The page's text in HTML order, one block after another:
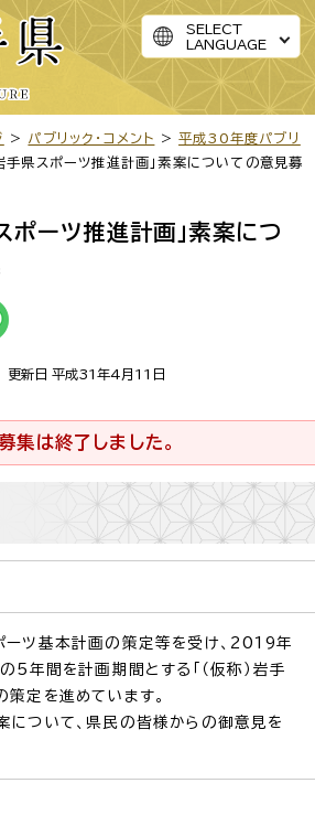
SELECT
LANGUAGE
> パブリック・コメント >平成30年度パブリ
手県スポーツ推進計画」素案についての意見募
スポーツ推進計画」素案につ
新日 平成31年4月11日
集は終了しました。
ーツ基本計画の策定等を受け、2019年
年間を計画期間とする「（仮称）岩手
策定を進めています。
について、県民の皆様からの御意見を